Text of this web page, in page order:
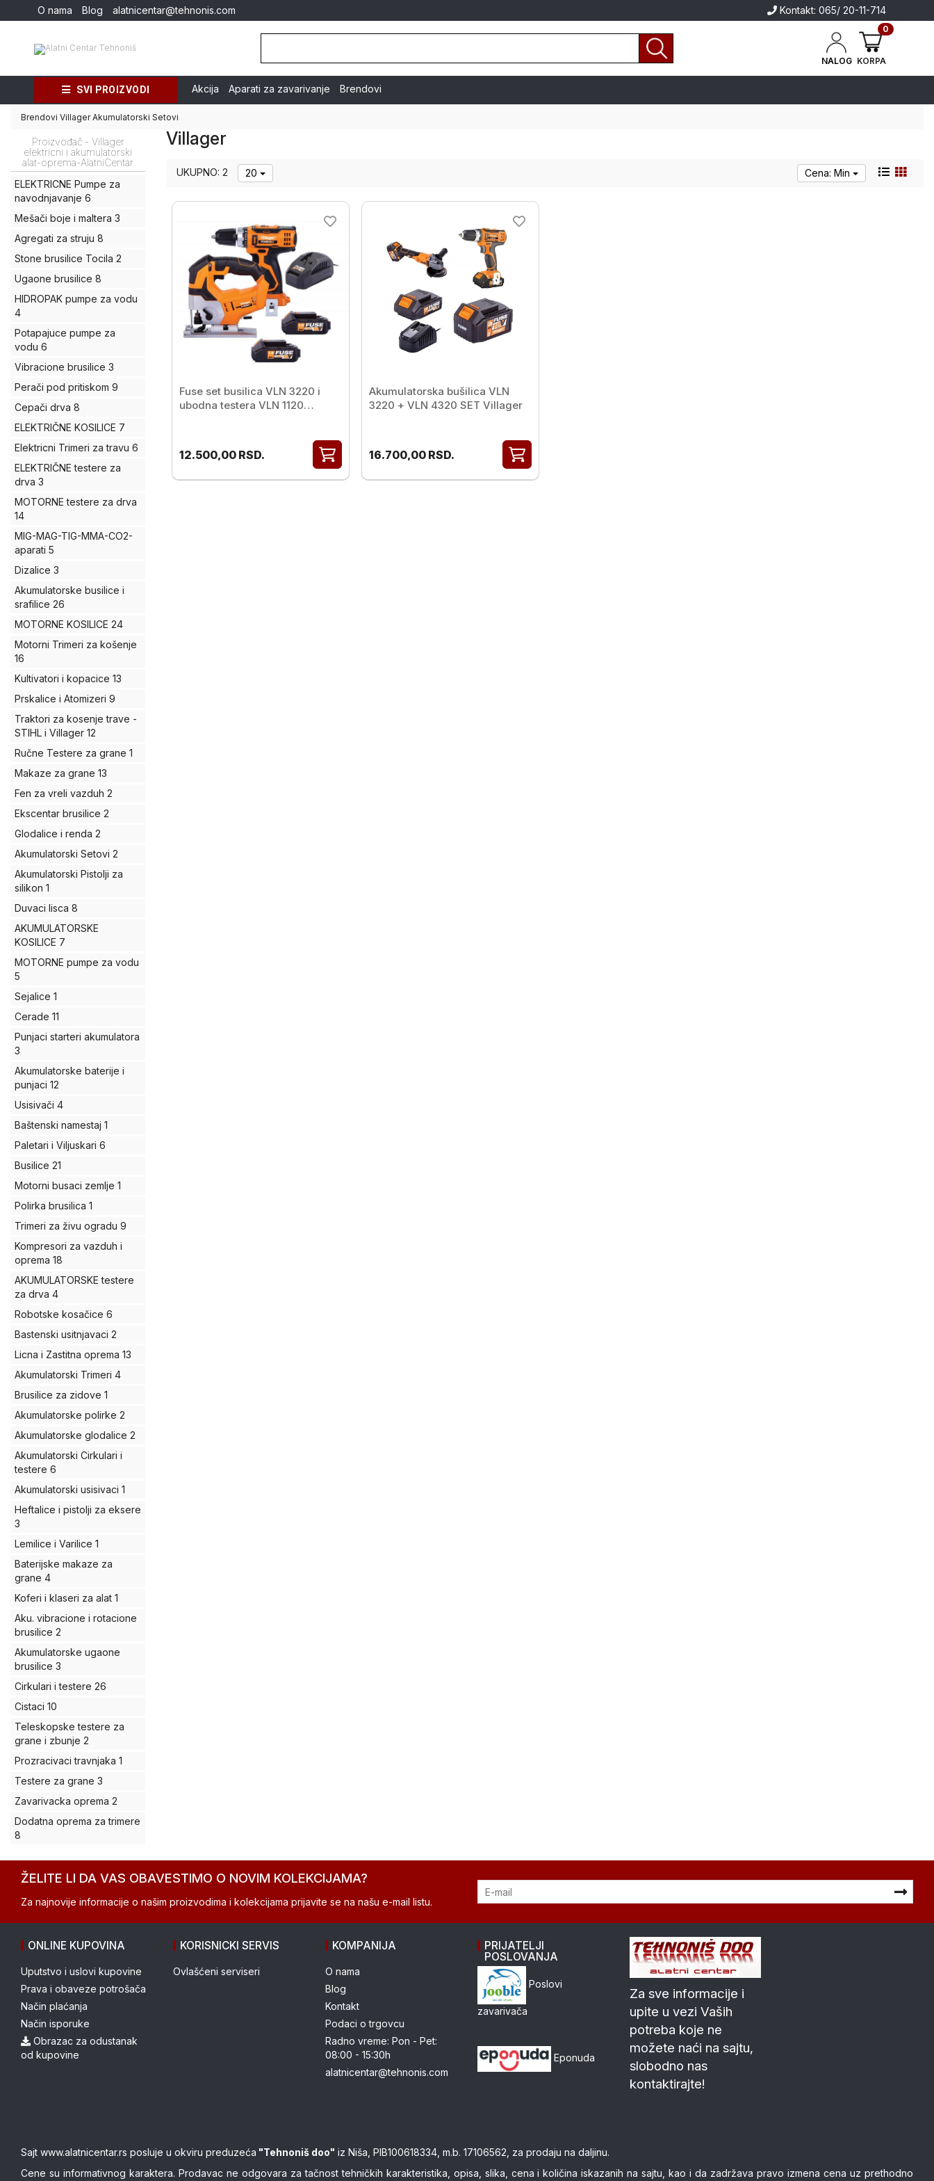
O nama Blog alatnicentar@tehnonis.com Kontakt: 065/ 20-11-714
NALOG KORPA
0
SVI PROIZVODI Akcija Aparati za zavarivanje Brendovi
Brendovi VillagerAkumulatorski Setovi
Proizvođač - Villager
elektricni i akumulatorski
alat-oprema-AlatniCentar
ELEKTRICNE Pumpe za
navodnjavanje 6
Mešači boje i maltera 3
Agregati za struju 8
Stone brusilice Tocila 2
Ugaone brusilice 8
HIDROPAK pumpe za vodu
4
Potapajuce pumpe za
vodu 6
Vibracione brusilice 3
Perači pod pritiskom 9
Cepači drva 8
ELEKTRIČNE KOSILICE 7
Elektricni Trimeri za travu 6
ELEKTRIČNE testere za
drva 3
MOTORNE testere za drva
14
MIG-MAG-TIG-MMA-CO2-
aparati 5
Dizalice 3
Akumulatorske busilice i
srafilice 26
MOTORNE KOSILICE 24
Motorni Trimeri za košenje
16
Kultivatori i kopacice 13
Prskalice i Atomizeri 9
Traktori za kosenje trave -
STIHL i Villager 12
Ručne Testere za grane 1
Makaze za grane 13
Fen za vreli vazduh 2
Ekscentar brusilice 2
Glodalice i renda 2
Akumulatorski Setovi 2
Akumulatorski Pistolji za
silikon 1
Duvaci lisca 8
AKUMULATORSKE
KOSILICE 7
MOTORNE pumpe za vodu
5
Sejalice 1
Cerade 11
Punjaci starteri akumulatora
3
Akumulatorske baterije i
punjaci 12
Usisivači 4
Baštenski namestaj 1
Paletari i Viljuskari 6
Busilice 21
Motorni busaci zemlje 1
Polirka brusilica 1
Trimeri za živu ogradu 9
Kompresori za vazduh i
oprema 18
AKUMULATORSKE testere
za drva 4
Robotske kosačice 6
Bastenski usitnjavaci 2
Licna i Zastitna oprema 13
Akumulatorski Trimeri 4
Brusilice za zidove 1
Akumulatorske polirke 2
Akumulatorske glodalice 2
Akumulatorski Cirkulari i
testere 6
Akumulatorski usisivaci 1
Heftalice i pistolji za eksere
3
Lemilice i Varilice 1
Baterijske makaze za
grane 4
Koferi i klaseri za alat 1
Aku. vibracione i rotacione
brusilice 2
Akumulatorske ugaone
brusilice 3
Cirkulari i testere 26
Cistaci 10
Teleskopske testere za
grane i zbunje 2
Prozracivaci travnjaka 1
Testere za grane 3
Zavarivacka oprema 2
Dodatna oprema za trimere
8
Villager
UKUPNO: 2 20 Cena: Min
Fuse set busilica VLN 3220 i
ubodna testera VLN 1120
12.500,00 RSD.
Akumulatorska bušilica VLN
3220 + VLN 4320 SET Villager
16.700,00 RSD.
ŽELITE LI DA VAS OBAVESTIMO O NOVIM KOLEKCIJAMA?
Za najnovije informacije o našim proizvodima i kolekcijama prijavite se na našu e-mail listu.
ONLINE KUPOVINA
Uputstvo i uslovi kupovine
Prava i obaveze potrošača
Način plaćanja
Način isporuke
Obrazac za odustanak
od kupovine
KORISNICKI SERVIS
Ovlašćeni serviseri
KOMPANIJA
O nama
Blog
Kontakt
Podaci o trgovcu
Radno vreme: Pon - Pet:
08:00 - 15:30h
alatnicentar@tehnonis.com
PRIJATELJI
POSLOVANJA
Poslovi
zavarivača
Eponuda
Za sve informacije i
upite u vezi Vaših
potreba koje ne
možete naći na sajtu,
slobodno nas
kontaktirajte!
Sajt www.alatnicentar.rs posluje u okviru preduzeća "Tehnoniš doo" iz Niša, PIB100618334, m.b. 17106562, za prodaju na daljinu.
Cene su informativnog karaktera. Prodavac ne odgovara za tačnost tehničkih karakteristika, opisa, slika, cena i količina iskazanih na sajtu, kao i da zadržava pravo izmena cena uz prethodno